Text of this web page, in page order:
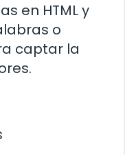
en HTML y
o
captar la